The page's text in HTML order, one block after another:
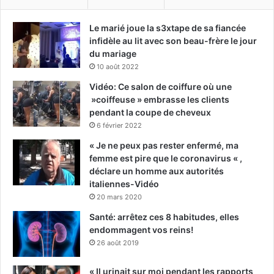
Le marié joue la s3xtape de sa fiancée
infidèle au lit avec son beau-frère le jour
du mariage
10 août 2022
Vidéo: Ce salon de coiffure où une
»coiffeuse » embrasse les clients
pendant la coupe de cheveux
6 février 2022
« Je ne peux pas rester enfermé, ma
femme est pire que le coronavirus « ,
déclare un homme aux autorités
italiennes-Vidéo
20 mars 2020
Santé: arrêtez ces 8 habitudes, elles
endommagent vos reins!
26 août 2019
« Il urinait sur moi pendant les rapports